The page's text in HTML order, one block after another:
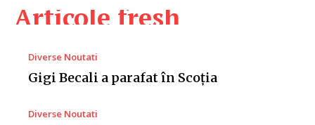
Articole fresh
Diverse Noutati
Gigi Becali a parafat în Scoția
Diverse Noutati